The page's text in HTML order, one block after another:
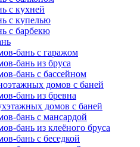
с кухней
с купелью
с барбекю
бань с гаражом
бань из бруса
бань с бассейном
домов с баней
бань из бревна
домов с баней
бань с мансардой
бань из клеёного бруса
бань с беседкой